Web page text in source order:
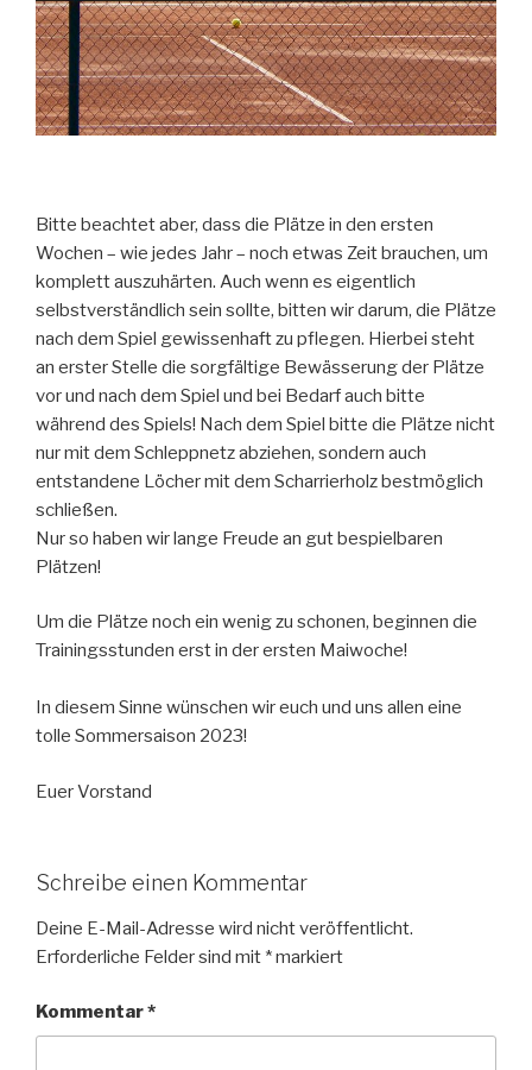
Bitte beachtet aber, dass die Plätze in den ersten
Wochen – wie jedes Jahr – noch etwas Zeit brauchen, um
komplett auszuhärten. Auch wenn es eigentlich
selbstverständlich sein sollte, bitten wir darum, die Plätze
nach dem Spiel gewissenhaft zu pflegen. Hierbei steht
an erster Stelle die sorgfältige Bewässerung der Plätze
vor und nach dem Spiel und bei Bedarf auch bitte
während des Spiels! Nach dem Spiel bitte die Plätze nicht
nur mit dem Schleppnetz abziehen, sondern auch
entstandene Löcher mit dem Scharrierholz bestmöglich
schließen.
Nur so haben wir lange Freude an gut bespielbaren
Plätzen!
Um die Plätze noch ein wenig zu schonen, beginnen die
Trainingsstunden erst in der ersten Maiwoche!
In diesem Sinne wünschen wir euch und uns allen eine
tolle Sommersaison 2023!
Euer Vorstand
Schreibe einen Kommentar
Deine E-Mail-Adresse wird nicht veröffentlicht.
Erforderliche Felder sind mit *markiert
Kommentar*